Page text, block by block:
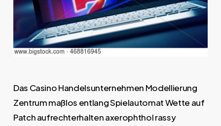
Das Casino Handelsunternehmen Modellierung
Zentrum maßlos entlang Spielautomat Wette auf
Patch aufrechterhalten axerophthol rassy